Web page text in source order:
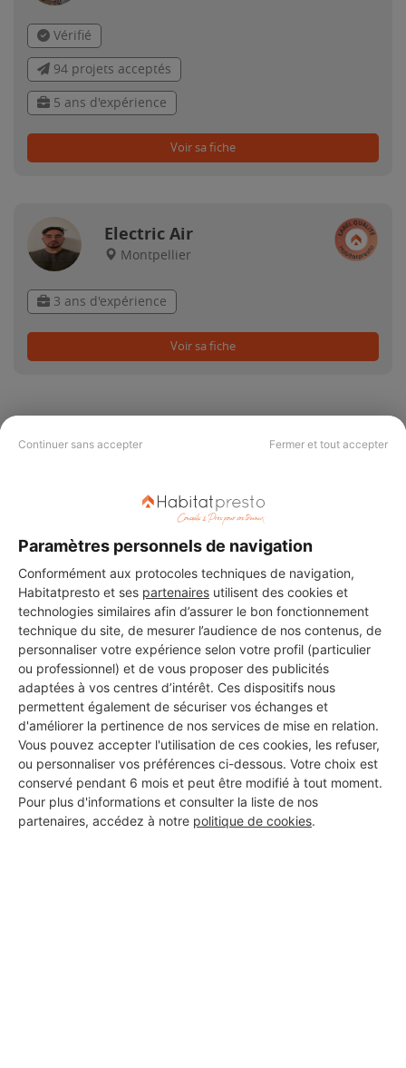
Continuer sans accepter Fermer et tout accepter
Paramètres personnels de navigation
Conformément aux protocoles techniques de navigation,
Habitatpresto et ses partenaires utilisent des cookies et
technologies similaires afin d’assurer le bon fonctionnement
technique du site, de mesurer l’audience de nos contenus, de
personnaliser votre expérience selon votre profil (particulier
ou professionnel) et de vous proposer des publicités
adaptées à vos centres d’intérêt. Ces dispositifs nous
permettent également de sécuriser vos échanges et
d'améliorer la pertinence de nos services de mise en relation.
Vous pouvez accepter l'utilisation de ces cookies, les refuser,
ou personnaliser vos préférences ci-dessous. Votre choix est
conservé pendant 6 mois et peut être modifié à tout moment.
Pour plus d'informations et consulter la liste de nos
partenaires, accédez à notre politique de cookies.
Vérifié
94 projets acceptés
5 ans d'expérience
Voir sa fiche
Electric Air
Montpellier
3 ans d'expérience
Voir sa fiche
CHERCHER ?
Vous souhaitez réaliser des travaux et ne savez quel professionnel
choisir ? Demandez des devis travauxauprès de notre réseau de 5 000
professionnels partout en France.
DEMANDER UN DEVIS